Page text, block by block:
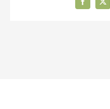
Facebook
X